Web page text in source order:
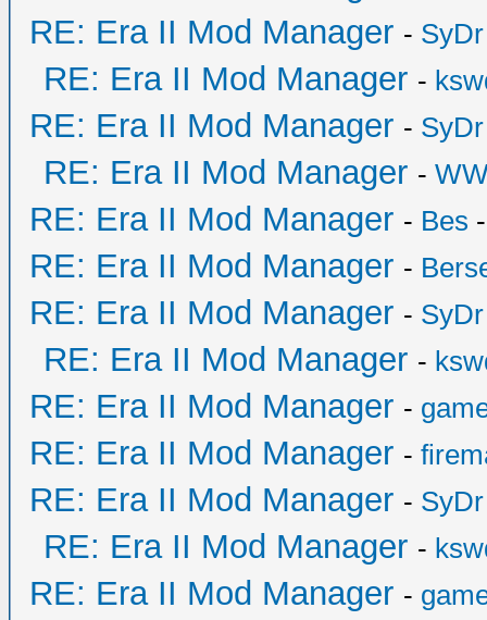
RE: Era II Mod Manager - SyDr
RE: Era II Mod Manager -
RE: Era II Mod Manager - SyDr
RE: Era II Mod Manager -
RE: Era II Mod Manager - Bes
RE: Era II Mod Manager -
RE: Era II Mod Manager - SyDr
RE: Era II Mod Manager -
RE: Era II Mod Manager -
RE: Era II Mod Manager -
RE: Era II Mod Manager - SyDr
RE: Era II Mod Manager -
RE: Era II Mod Manager -